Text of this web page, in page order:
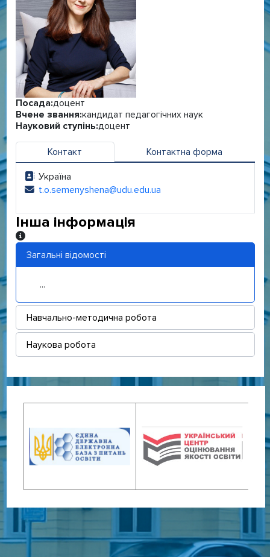
Посада:доцент
Вчене звання:кандидат педагогічних наук
Науковий ступінь:доцент
Контакт Контактна форма
Адреса:
Україна
Електронна адреса:
t.o.semenyshena@udu.edu.ua
Інша інформація
Інша інформація
Загальні відомості
...
Навчально-методична робота
Наукова робота